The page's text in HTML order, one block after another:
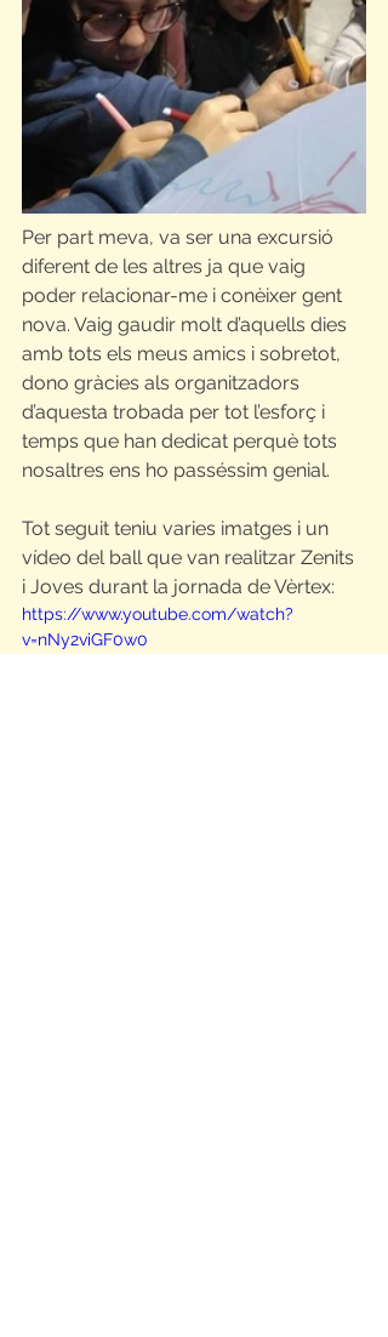
Per part meva, va ser una excursió
diferent de les altres ja que vaig
poder relacionar-me i conèixer gent
nova. Vaig gaudir molt d’aquells dies
amb tots els meus amics i sobretot,
dono gràcies als organitzadors
d’aquesta trobada per tot l’esforç i
temps que han dedicat perquè tots
nosaltres ens ho passéssim genial.
Tot seguit teniu varies imatges i un
vídeo del ball que van realitzar Zenits
i Joves durant la jornada de Vèrtex:
https://www.youtube.com/watch?
v=nNy2viGF0w0